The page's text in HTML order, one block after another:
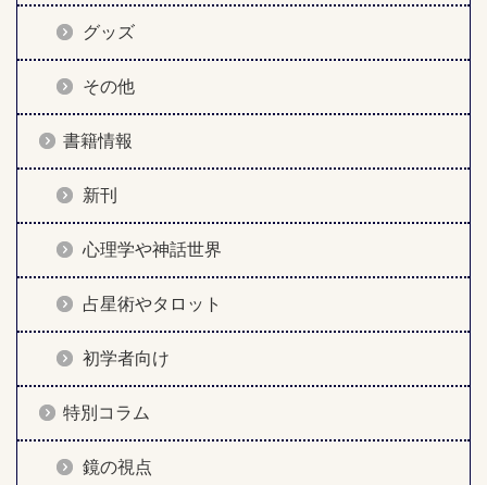
グッズ
その他
書籍情報
新刊
心理学や神話世界
占星術やタロット
初学者向け
特別コラム
鏡の視点